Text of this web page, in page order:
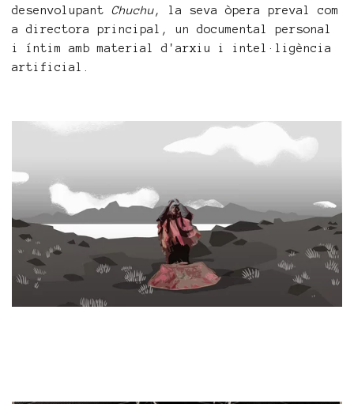
desenvolupant Chuchu, la seva òpera preval com
a directora principal, un documental personal
i íntim amb material d'arxiu i intel·ligència
artificial.